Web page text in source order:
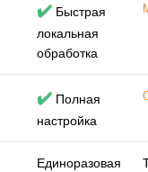
✔️ Быстрая
локальная
обработка
✔️ Полная
настройка
Единоразовая